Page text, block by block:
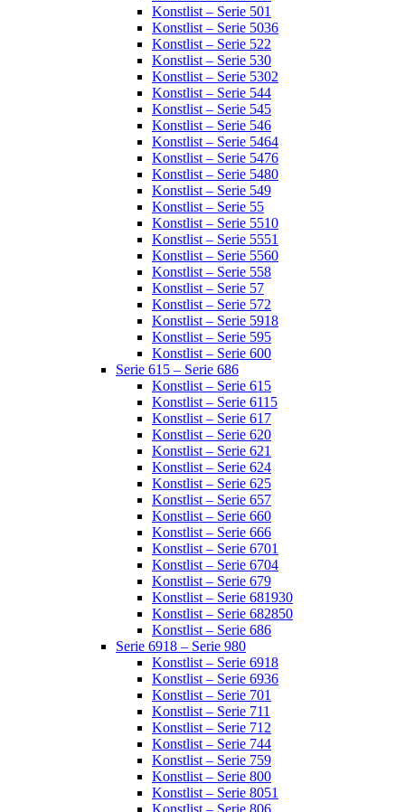
Konstlist – Serie 501
Konstlist – Serie 5036
Konstlist – Serie 522
Konstlist – Serie 530
Konstlist – Serie 5302
Konstlist – Serie 544
Konstlist – Serie 545
Konstlist – Serie 546
Konstlist – Serie 5464
Konstlist – Serie 5476
Konstlist – Serie 5480
Konstlist – Serie 549
Konstlist – Serie 55
Konstlist – Serie 5510
Konstlist – Serie 5551
Konstlist – Serie 5560
Konstlist – Serie 558
Konstlist – Serie 57
Konstlist – Serie 572
Konstlist – Serie 5918
Konstlist – Serie 595
Konstlist – Serie 600
Serie 615 – Serie 686
Konstlist – Serie 615
Konstlist – Serie 6115
Konstlist – Serie 617
Konstlist – Serie 620
Konstlist – Serie 621
Konstlist – Serie 624
Konstlist – Serie 625
Konstlist – Serie 657
Konstlist – Serie 660
Konstlist – Serie 666
Konstlist – Serie 6701
Konstlist – Serie 6704
Konstlist – Serie 679
Konstlist – Serie 681930
Konstlist – Serie 682850
Konstlist – Serie 686
Serie 6918 – Serie 980
Konstlist – Serie 6918
Konstlist – Serie 6936
Konstlist – Serie 701
Konstlist – Serie 711
Konstlist – Serie 712
Konstlist – Serie 744
Konstlist – Serie 759
Konstlist – Serie 800
Konstlist – Serie 8051
Konstlist – Serie 806